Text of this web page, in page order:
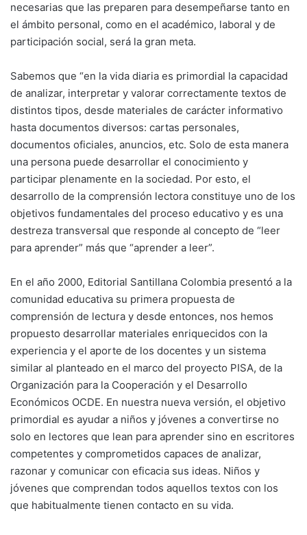
necesarias que las preparen para desempeñarse tanto en
el ámbito personal, como en el académico, laboral y de
participación social, será la gran meta.
Sabemos que “en la vida diaria es primordial la capacidad
de analizar, interpretar y valorar correctamente textos de
distintos tipos, desde materiales de carácter informativo
hasta documentos diversos: cartas personales,
documentos oficiales, anuncios, etc. Solo de esta manera
una persona puede desarrollar el conocimiento y
participar plenamente en la sociedad. Por esto, el
desarrollo de la comprensión lectora constituye uno de los
objetivos fundamentales del proceso educativo y es una
destreza transversal que responde al concepto de “leer
para aprender” más que “aprender a leer”.
En el año 2000, Editorial Santillana Colombia presentó a la
comunidad educativa su primera propuesta de
comprensión de lectura y desde entonces, nos hemos
propuesto desarrollar materiales enriquecidos con la
experiencia y el aporte de los docentes y un sistema
similar al planteado en el marco del proyecto PISA, de la
Organización para la Cooperación y el Desarrollo
Económicos OCDE. En nuestra nueva versión, el objetivo
primordial es ayudar a niños y jóvenes a convertirse no
solo en lectores que lean para aprender sino en escritores
competentes y comprometidos capaces de analizar,
razonar y comunicar con eficacia sus ideas. Niños y
jóvenes que comprendan todos aquellos textos con los
que habitualmente tienen contacto en su vida.